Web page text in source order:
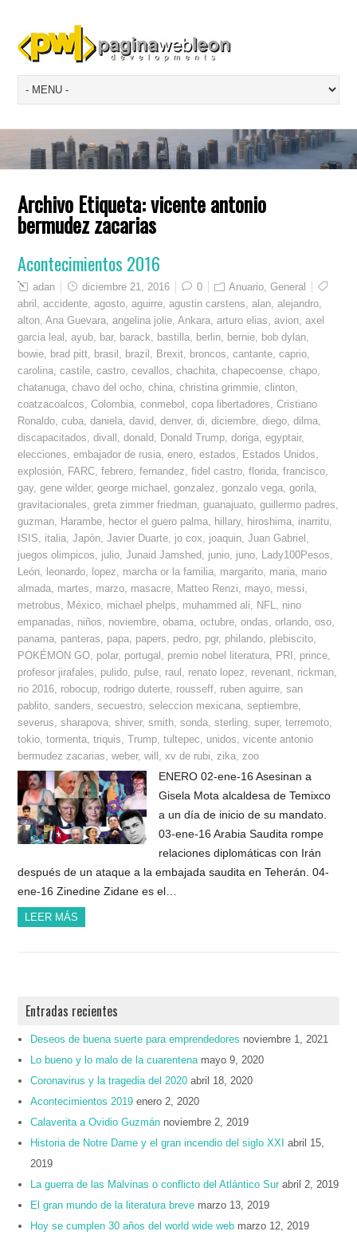
Archivo Etiqueta:vicente antonio
bermudez zacarias
Acontecimientos 2016
adan diciembre 21, 2016 0 Anuario ,General
abril
,accidente ,agosto ,aguirre ,agustin carstens ,alan ,alejandro
alton ,Ana Guevara ,angelina jolie ,Ankara ,arturo elias ,avion ,axel
garcia leal
,ayub bar, barack bastilla berlin bernie bob dylan
bowie
brad pitt brasil brazil Brexit broncos ,cantante ,caprio
carolina ,castile ,castro ,cevallos ,chachita ,chapecoense ,chapo
chatanuga ,chavo del ocho ,china ,christina grimmie ,clinton
coatzacoalcos ,Colombia ,conmebol ,copa libertadores ,Cristiano
Ronaldo ,cuba ,daniela ,david ,denver,di ,diciembre ,diego ,dilma
discapacitados ,divall ,donald Donald Trump ,doriga ,egyptair,
elecciones ,embajador de rusia ,enero ,estados Estados Unidos
explosión
FARC ,febrero ,fernandez ,fidel castro ,florida ,francisco
gay,gene wilder,george michael ,gonzalez ,gonzalo vega ,gorila
gravitacionales ,greta zimmer friedman ,guanajuato ,guillermo padres
guzman
Harambe hector el guero palma hillary, hiroshima inarritu
ISIS
italia ,Japón ,Javier Duarte jo cox joaquin ,Juan Gabriel
juegos olimpicos
julio ,Junaid Jamshed junio juno Lady100Pesos
León
leonardo lopez marcha or la familia margarito maria mario
almada martes marzo masacre Matteo Renzi mayo messi
metrobus
México michael phelps muhammed ali NFL
nino
empanadas
niños noviembre ,obama ,octubre ,ondas ,orlando ,oso
panama panteras papa papers pedro pgr, philando plebiscito
POKÉMON GO polar, portugal premio nobel literatura PRI prince
profesor jirafales
pulido pulse raul renato lopez revenant rickman
rio 2016 robocup rodrigo duterte rousseff ruben aguirre ,san
pablito ,sanders ,secuestro ,seleccion mexicana ,septiembre
severus ,sharapova ,shiver,smith ,sonda ,sterling ,super,terremoto
tokio ,tormenta ,triquis ,Trump ,tultepec unidos ,vicente antonio
bermudez zacarias ,weber,will ,xv de rubi zika zoo
ENERO 02-ene-16 Asesinan a
Gisela Mota alcaldesa de Temixco
a un día de inicio de su mandato.
03-ene-16 Arabia Saudita rompe
relaciones diplomáticas con Irán
después de un ataque a la embajada saudita en Teherán. 04-
ene-16 Zinedine Zidane es el…
LEER MÁS
Entradas recientes
Deseos de buena suerte para emprendedores noviembre 1, 2021
Lo bueno y lo malo de la cuarentena mayo 9, 2020
Coronavirus y la tragedia del 2020 abril 18, 2020
Acontecimientos 2019 enero 2, 2020
Calaverita a Ovidio Guzmán noviembre 2, 2019
Historia de Notre Dame y el gran incendio del siglo XXI
abril 15,
2019
La guerra de las Malvinas o conflicto del Atlántico Sur abril 2, 2019
El gran mundo de la literatura breve marzo 13, 2019
Hoy se cumplen 30 años del world wide web marzo 12, 2019